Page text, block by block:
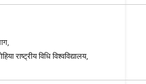
राष्ट्रीय विधि विश्वविद्यालय,